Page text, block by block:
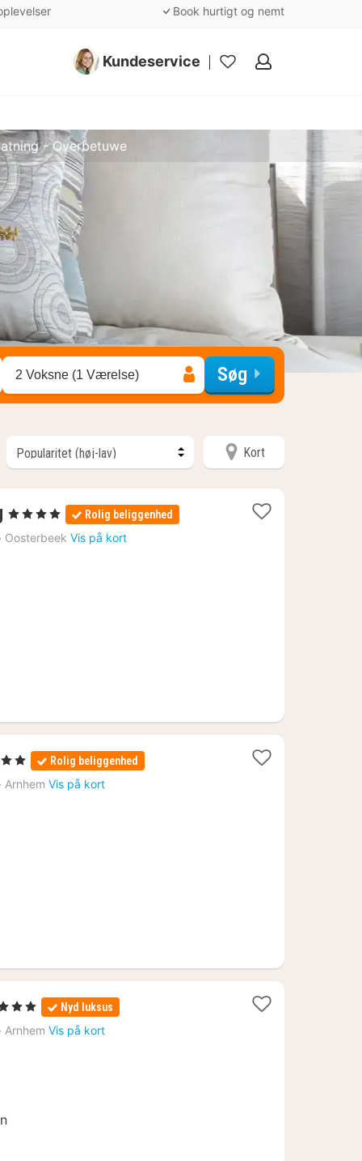
Book hurtigt og nemt
Kundeservice
Mine
- Overbetuwe
2 Voksne (1 Værelse) Søg
Kort
1
nat
fra
, 4 Stjerner Rolig beliggenhed
Oosterbeek Vis på kort
Rolig beliggenhed
Arnhem Vis på kort
Nyd luksus
Arnhem Vis på kort